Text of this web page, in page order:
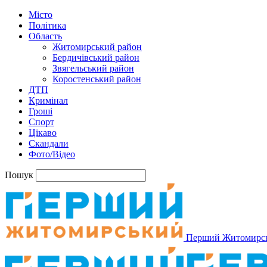
Місто
Політика
Область
Житомирський район
Бердичівський район
Звягельський район
Коростенський район
ДТП
Кримінал
Гроші
Спорт
Цікаво
Скандали
Фото/Відео
Пошук
Перший